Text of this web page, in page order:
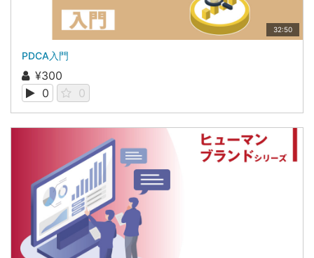
32:50
PDCA入門
¥300
0
0